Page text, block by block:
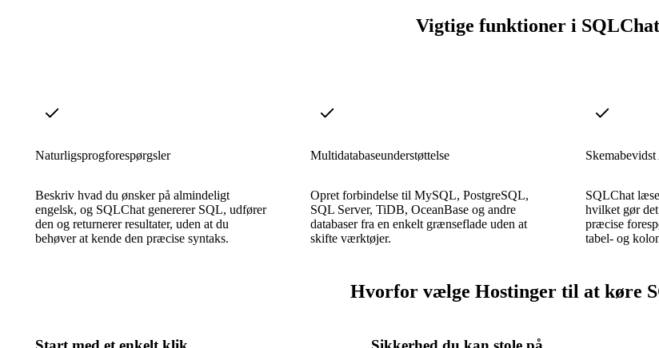
Vigtige funktioner i SQLChat
Naturligsprogforespørgsler
Beskriv hvad du ønsker på almindeligt
engelsk, og SQLChat genererer SQL, udfører
den og returnerer resultater, uden at du
behøver at kende den præcise syntaks.
Multidatabaseunderstøttelse
Opret forbindelse til MySQL, PostgreSQL,
SQL Server, TiDB, OceanBase og andre
databaser fra en enkelt grænseflade uden at
skifte værktøjer.
SQLChat
hvilket gør
præcise
tabel- og
Hvorfor vælge Hostinger til at køre